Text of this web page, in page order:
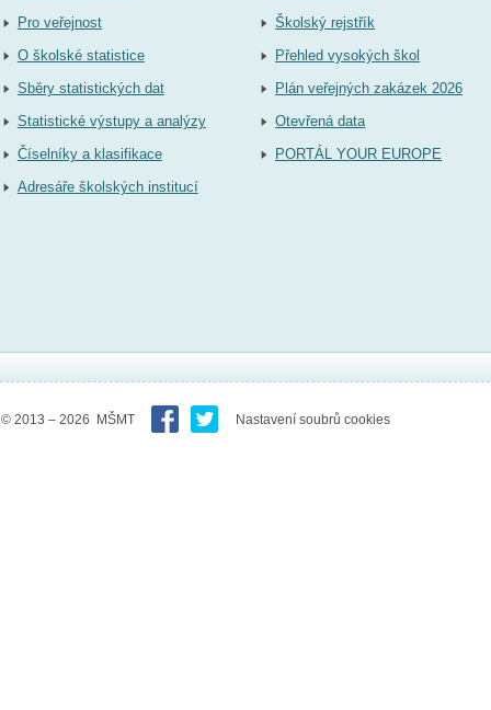
Pro veřejnost
O školské statistice
Sběry statistických dat
Statistické výstupy a analýzy
Číselníky a klasifikace
Adresáře školských institucí
Školský rejstřík
Přehled vysokých škol
Plán veřejných zakázek 2026
Otevřená data
PORTÁL YOUR EUROPE
© 2013 – 2026 MŠMT Nastavení soubrů cookies